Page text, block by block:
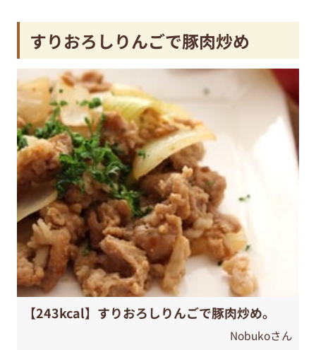
すりおろしりんごで豚肉炒め
【243kcal】すりおろしりんごで豚肉炒め。
Nobukoさん